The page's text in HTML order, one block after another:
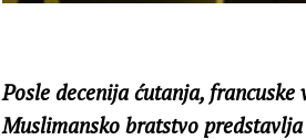
Posle decenija ćutanja,
Muslimansko bratstvo